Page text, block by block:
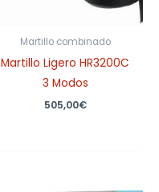
Martillo combinado
Martillo Ligero HR3200C
3 Modos
505,00€